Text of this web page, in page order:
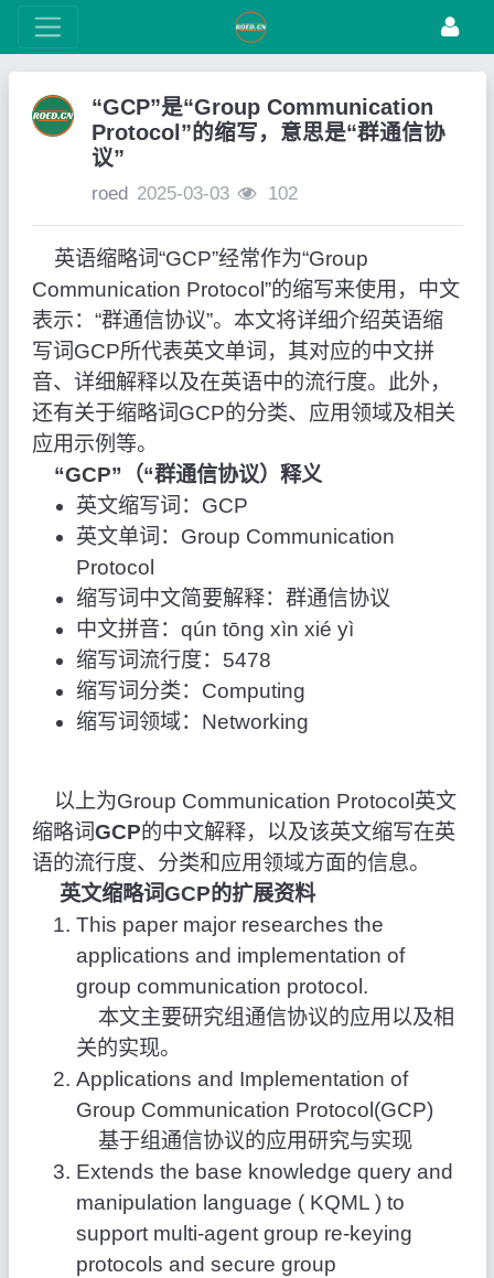
“GCP”是“Group Communication
Protocol”的缩写，意思是“群通信协
议”
roed 2025-03-03 102
英语缩略词“GCP”经常作为“Group
Communication Protocol”的缩写来使用，中文
表示：“群通信协议”。本文将详细介绍英语缩
写词GCP所代表英文单词，其对应的中文拼
音、详细解释以及在英语中的流行度。此外，
还有关于缩略词GCP的分类、应用领域及相关
应用示例等。
“GCP”（“群通信协议）释义
英文缩写词：GCP
英文单词：Group Communication
Protocol
缩写词中文简要解释：群通信协议
中文拼音：qún tōng xìn xié yì
缩写词流行度：5478
缩写词分类：Computing
缩写词领域：Networking
以上为Group Communication Protocol英文
缩略词GCP的中文解释，以及该英文缩写在英
语的流行度、分类和应用领域方面的信息。
英文缩略词GCP的扩展资料
This paper major researches the
applications and implementation of
group communication protocol.
本文主要研究组通信协议的应用以及相
关的实现。
Applications and Implementation of
Group Communication Protocol(GCP)
基于组通信协议的应用研究与实现
Extends the base knowledge query and
manipulation language ( KQML ) to
support multi-agent group re-keying
protocols and secure group